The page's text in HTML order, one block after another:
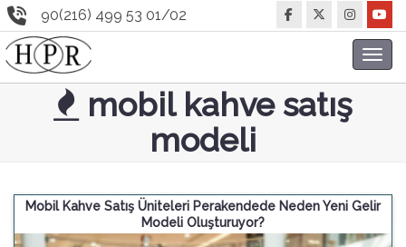
90(216) 499 53 01/02
mobil kahve satış
modeli
Mobil Kahve Satış Üniteleri Perakendede Neden Yeni Gelir
Modeli Oluşturuyor?